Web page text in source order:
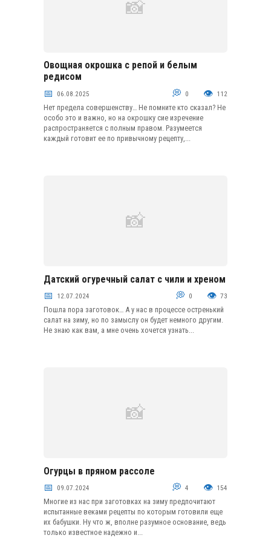
Холодные супы
Овощная окрошка с репой и белым
редисом
06.08.2025 0 112
Нет предела совершенству… Не помните кто сказал? Не
особо это и важно, но на окрошку сие изречение
распространяется с полным правом. Разумеется
каждый готовит ее по привычному рецепту,...
Салаты, закуски, икра
Датский огуречный салат с чили и хреном
12.07.2024 0 73
Пошла пора заготовок… А у нас в процессе остренький
салат на зиму, но по замыслу он будет немного другим.
Не знаю как вам, а мне очень хочется узнать...
Соление
Огурцы в пряном рассоле
09.07.2024 4 154
Многие из нас при заготовках на зиму предпочитают
испытанные веками рецепты по которым готовили еще
их бабушки. Ну что ж, вполне разумное основание, ведь
только известное надежно и...